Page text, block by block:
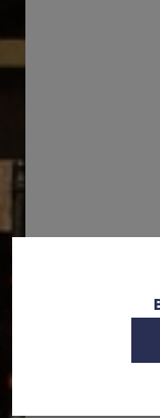
La Gerla |